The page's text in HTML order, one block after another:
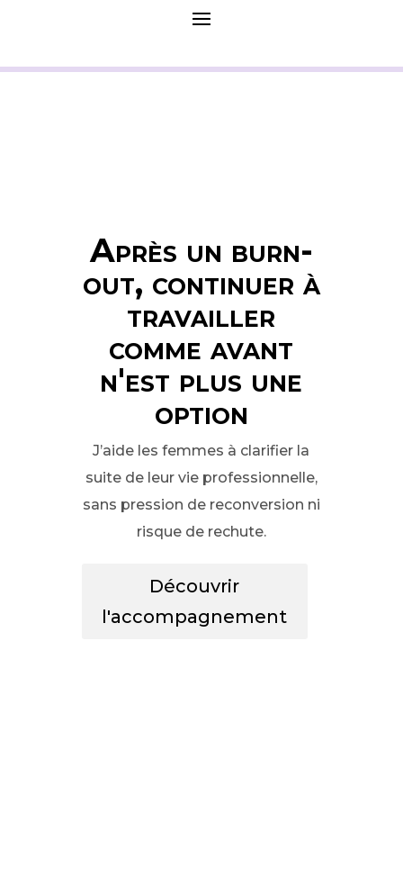
Après un burn-
out, continuer à
travailler
comme avant
n'est plus une
option
J’aide les femmes à clarifier la
suite de leur vie professionnelle,
sans pression de reconversion ni
risque de rechute.
Découvrir
l'accompagnement